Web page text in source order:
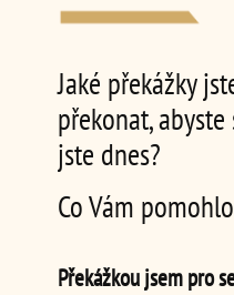
Jaké překážky
překonat,
jste dnes?
Co Vám
Překážkou jsem pro